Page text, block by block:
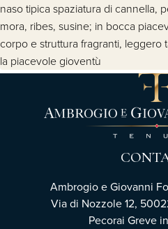
naso tipica spaziatura di cannella,
mora, ribes, susine; in bocca
corpo e struttura fragranti, leggero
la piacevole gioventù
Ambrogio e Giovanni
Via di Nozzole 12,
Pecorai Greve